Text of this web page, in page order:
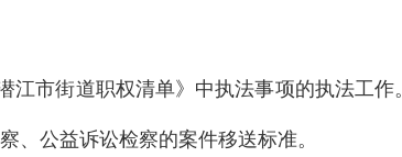
江市街道职权清单》中执法事项的执法工
、公益诉讼检察的案件移送标准。